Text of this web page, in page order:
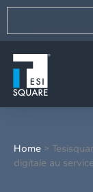
Aller
contenu
Home >
digitale au